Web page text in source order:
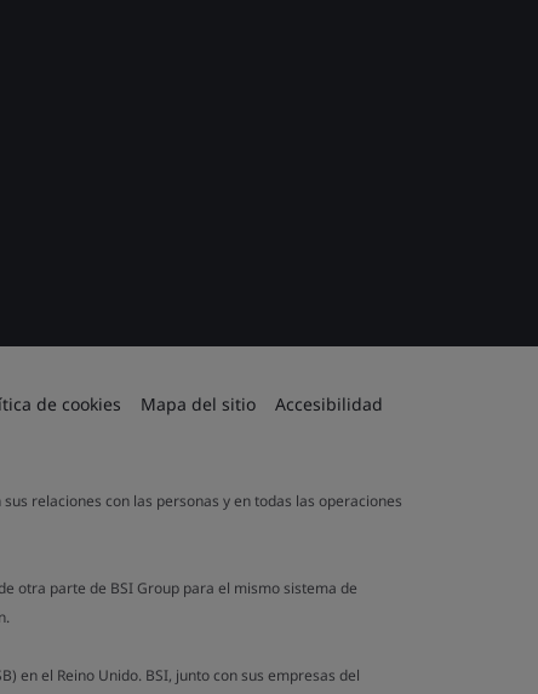
de cookies Mapa del sitio Accesibilidad
relaciones con las personas y en todas las operaciones
otra parte de BSI Group para el mismo sistema de
en el Reino Unido. BSI, junto con sus empresas del